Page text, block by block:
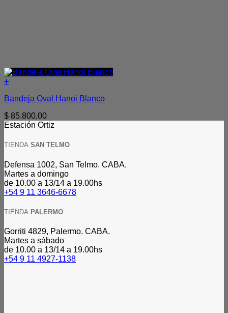
+
Bandeja Oval Hanoi Blanco
$ 85.800,00
Estación Ortiz
TIENDA SAN TELMO
Defensa 1002, San Telmo. CABA.
Martes a domingo
de 10.00 a 13/14 a 19.00hs
+54 9 11 3646-6678
TIENDA PALERMO
Gorriti 4829, Palermo. CABA.
Martes a sábado
de 10.00 a 13/14 a 19.00hs
+54 9 11 4927-1138